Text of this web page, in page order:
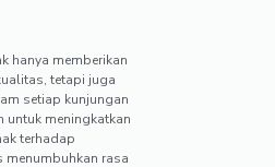
hanya memberikan
tetapi juga
setiap kunjungan
untuk meningkatkan
terhadap
menumbuhkan rasa